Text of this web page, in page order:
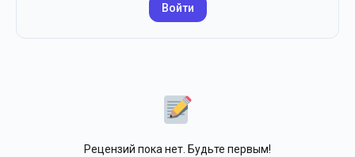
Войти
Рецензий пока нет. Будьте первым!